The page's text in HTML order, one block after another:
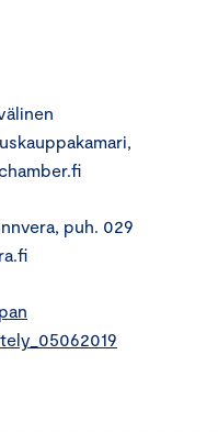
puh. 029